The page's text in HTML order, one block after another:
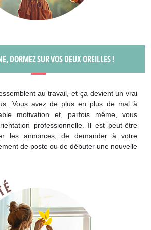
DORMEZ SUR VOS DEUX OREILLES !
au travail, et ça devient un vrai
Vous avez de plus en plus de mal à
motivation et, parfois même, vous
professionnelle. Il est peut-être
les annonces, de demander à votre
de poste ou de débuter une nouvelle